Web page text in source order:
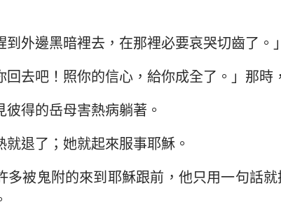
番雅書
迦利亞書
外邊黑暗裡去，在那裡必要哀哭切齒了。」
去吧！照你的信心，給你成全了。」那時
彼得的岳母害熱病躺著。
退了；她就起來服事耶穌。
多被鬼附的來到耶穌跟前，他只用一句話